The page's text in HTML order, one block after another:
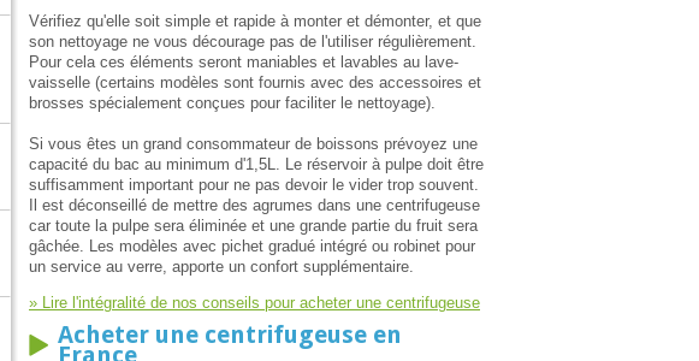
Vérifiez qu'elle soit simple et rapide à monter et démonter, et que
son nettoyage ne vous décourage pas de l'utiliser régulièrement.
Pour cela ces éléments seront maniables et lavables au lave-
vaisselle (certains modèles sont fournis avec des accessoires et
brosses spécialement conçues pour faciliter le nettoyage).
Si vous êtes un grand consommateur de boissons prévoyez une
capacité du bac au minimum d'1,5L. Le réservoir à pulpe doit être
suffisamment important pour ne pas devoir le vider trop souvent.
Il est déconseillé de mettre des agrumes dans une centrifugeuse
car toute la pulpe sera éliminée et une grande partie du fruit sera
gâchée. Les modèles avec pichet gradué intégré ou robinet pour
un service au verre, apporte un confort supplémentaire.
» Lire l'intégralité de nos conseils pour acheter une centrifugeuse
Acheter une centrifugeuse en
France